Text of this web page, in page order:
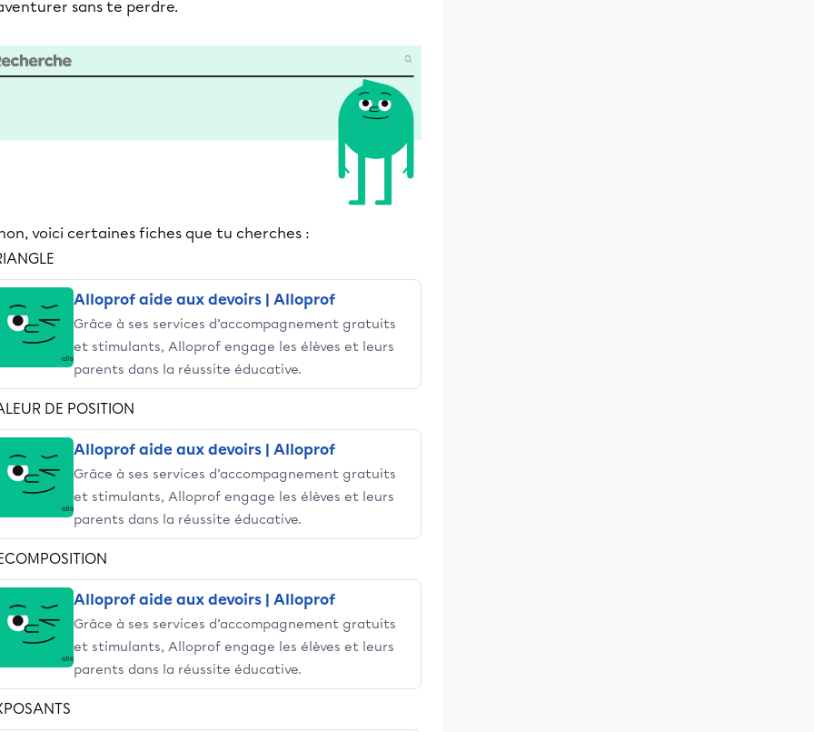
sans te perdre.
voici certaines fiches que tu cherches :
Alloprof aide aux devoirs | Alloprof
Grâce à ses services d’accompagnement gratuits
et stimulants, Alloprof engage les élèves et leurs
parents dans la réussite éducative.
DE POSITION
Alloprof aide aux devoirs | Alloprof
Grâce à ses services d’accompagnement gratuits
et stimulants, Alloprof engage les élèves et leurs
parents dans la réussite éducative.
Alloprof aide aux devoirs | Alloprof
Grâce à ses services d’accompagnement gratuits
et stimulants, Alloprof engage les élèves et leurs
parents dans la réussite éducative.